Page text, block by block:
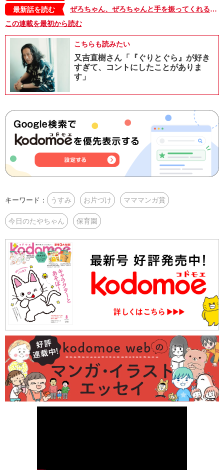
最新話を読む
ぜろちゃん、ぜろちゃんと手を振ってくれる子どもたち。一生通い続けたい！ニコニコ保育園【今日のたやちゃん・限界ワンオペ社畜ママ編・8】
この連載を最初から読む
こちらも読みたい
又吉直樹さん「『ぐりとぐら』が好き
すぎて、コントにしたことがありま
す」
キーワード： うすみ お片づけ マママンガ賞
今日のたやちゃん 保育園